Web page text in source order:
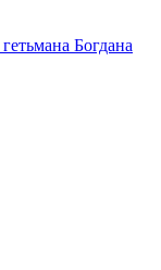
Богдана